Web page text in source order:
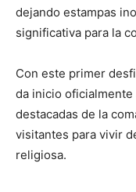
dejando estampas
significativa para la
Con este primer
da inicio oficialmente
destacadas de la
visitantes para vivir
religiosa.